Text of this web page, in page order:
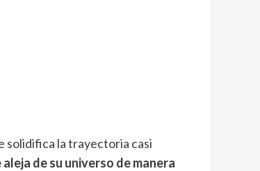
solidifica la trayectoria casi
de su universo de manera